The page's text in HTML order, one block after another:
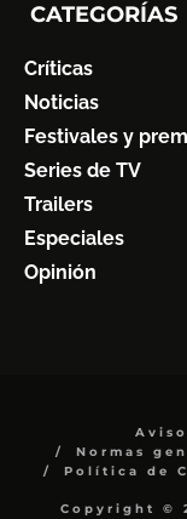
CATEGORÍAS
Críticas
Noticias
Festivales y
Series de TV
Trailers
Especiales
Opinión
Normas
Política de
Copyright ©